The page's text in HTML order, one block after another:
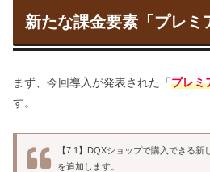
新たな課金要素「プレミ
まず、今回導入が発表された「プレミ
す。
【7.1】DQXショップで購入できる新
を追加します。